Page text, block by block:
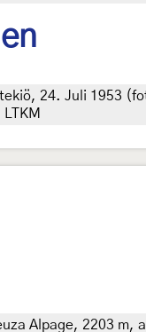
24. Juli 1953
Alpage, 2203